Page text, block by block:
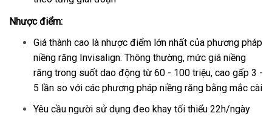
Nhược điểm:
Giá thành cao là nhược điểm lớn nhất của phương pháp
niềng răng Invisalign. Thông thường, mức giá niềng
răng trong suốt dao động từ 60 - 100 triệu, cao gấp 3 -
5 lần so với các phương pháp niềng răng bằng mắc cài
Yêu cầu người sử dụng đeo khay tối thiểu 22h/ngày